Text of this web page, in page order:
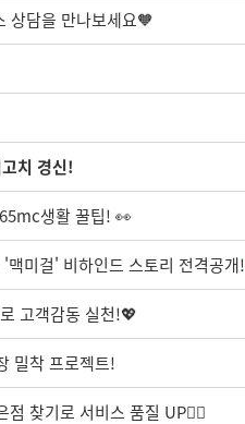
상담을 만나보세요🧡
치 경신!
생활 꿀팁! 👀
미걸' 비하인드 스토리 전격공개!
고객감동 실천!💖
밀착 프로젝트!
찾기로 서비스 품질 UP🧚‍♀️